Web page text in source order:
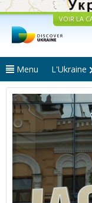
VOIR LA
Menu L'Ukraine